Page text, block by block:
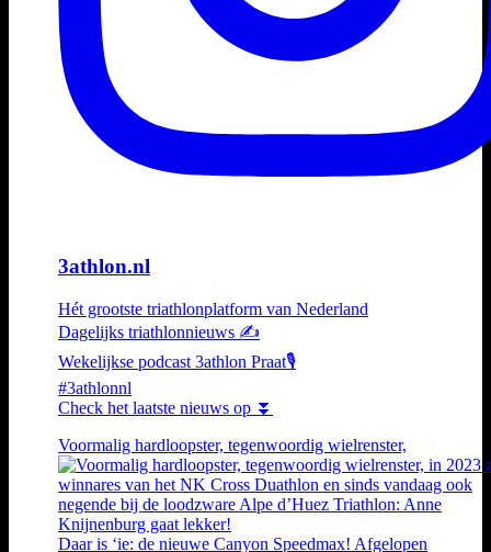
3athlon.nl
Hét grootste triathlonplatform van Nederland
Dagelijks triathlonnieuws ✍️
Wekelijkse podcast 3athlon Praat🎙️
#3athlonnl
Check het laatste nieuws op ⏬
Voormalig hardloopster, tegenwoordig wielrenster,
Daar is ‘ie: de nieuwe Canyon Speedmax! Afgelopen